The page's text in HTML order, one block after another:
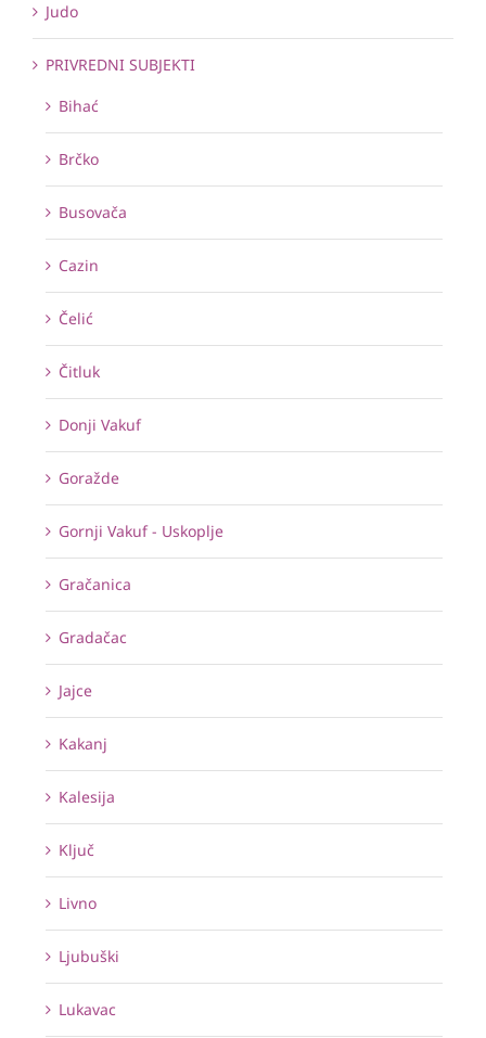
Judo
PRIVREDNI SUBJEKTI
Bihać
Brčko
Busovača
Cazin
Čelić
Čitluk
Donji Vakuf
Goražde
Gornji Vakuf - Uskoplje
Gračanica
Gradačac
Jajce
Kakanj
Kalesija
Ključ
Livno
Ljubuški
Lukavac